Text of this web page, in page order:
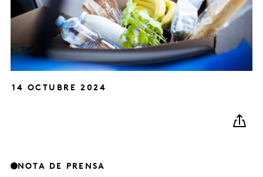
14 OCTUBRE 2024
NOTA DE PRENSA